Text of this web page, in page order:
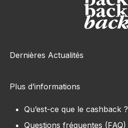
Dernières Actualités
Plus d’informations
Qu’est-ce que le cashback ?
Questions fréquentes (FAQ)